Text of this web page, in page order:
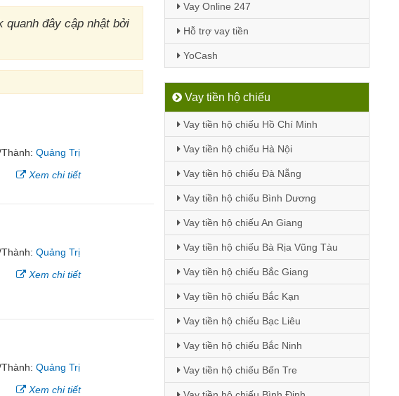
quanh đây cập nhật bởi
Thành:Quảng Trị
Xem chi tiết
Thành:Quảng Trị
Xem chi tiết
Thành:Quảng Trị
Xem chi tiết
Vay Online 247
Hỗ trợ vay tiền
YoCash
Vay tiền hộ chiếu
Vay tiền hộ chiếu Hồ Chí Minh
Vay tiền hộ chiếu Hà Nội
Vay tiền hộ chiếu Đà Nẵng
Vay tiền hộ chiếu Bình Dương
Vay tiền hộ chiếu An Giang
Vay tiền hộ chiếu Bà Rịa Vũng Tàu
Vay tiền hộ chiếu Bắc Giang
Vay tiền hộ chiếu Bắc Kạn
Vay tiền hộ chiếu Bạc Liêu
Vay tiền hộ chiếu Bắc Ninh
Vay tiền hộ chiếu Bến Tre